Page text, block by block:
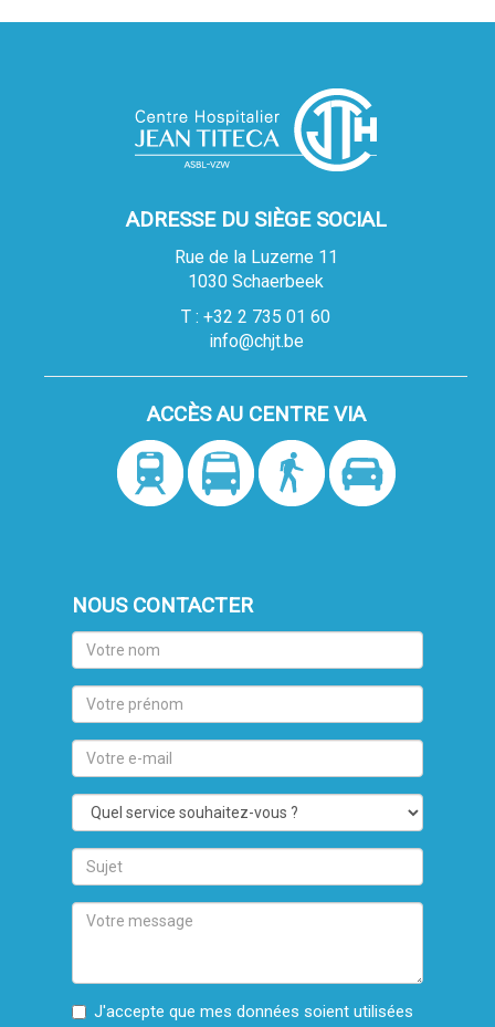
ADRESSE DU SIÈGE SOCIAL
Rue de la Luzerne 11
1030 Schaerbeek
T : +32 2 735 01 60
info@chjt.be
ACCÈS AU CENTRE VIA
NOUS CONTACTER
Votre
nom
Votre
prénom
Votre
e-
mail
Quel
service
souhaitez-
vous
Sujet
Votre
J'accepte que mes données soient utilisées